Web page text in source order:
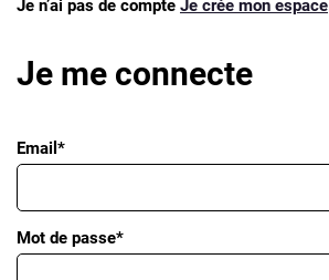
Je n’ai pas de compte Je crée mon espace
Je me connecte
Email*
Mot de passe*